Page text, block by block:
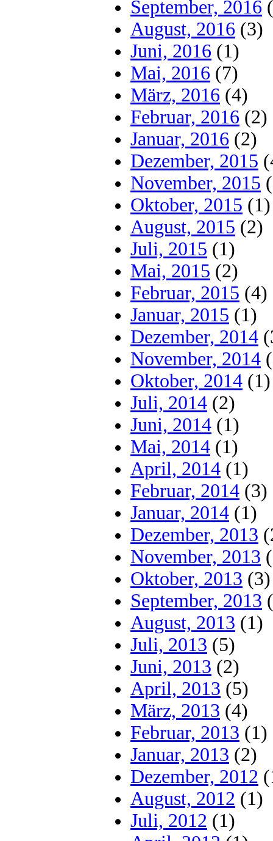
September, 2016
August, 2016 (3)
Juni, 2016 (1)
Mai, 2016 (7)
März, 2016 (4)
Februar, 2016 (2)
Januar, 2016 (2)
Dezember, 2015
November, 2015
Oktober, 2015 (1)
August, 2015 (2)
Juli, 2015 (1)
Mai, 2015 (2)
Februar, 2015 (4)
Januar, 2015 (1)
Dezember, 2014
November, 2014
Oktober, 2014 (1)
Juli, 2014 (2)
Juni, 2014 (1)
Mai, 2014 (1)
April, 2014 (1)
Februar, 2014 (3)
Januar, 2014 (1)
Dezember, 2013
November, 2013
Oktober, 2013 (3)
September, 2013
August, 2013 (1)
Juli, 2013 (5)
Juni, 2013 (2)
April, 2013 (5)
März, 2013 (4)
Februar, 2013 (1)
Januar, 2013 (2)
Dezember, 2012
August, 2012 (1)
Juli, 2012 (1)